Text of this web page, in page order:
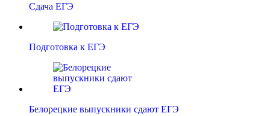
Сдача ЕГЭ
Подготовка к ЕГЭ
Белорецкие выпускники сдают ЕГЭ